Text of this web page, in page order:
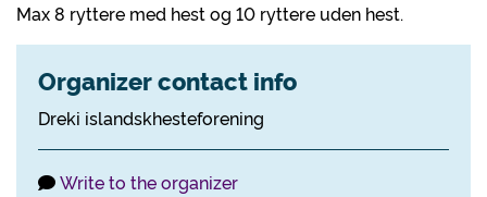
Max 8 ryttere med hest og 10 ryttere uden hest.
Organizer contact info
Dreki islandskhesteforening
Write to the organizer